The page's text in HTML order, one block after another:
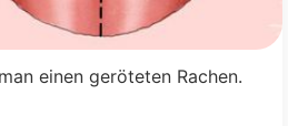
einen geröteten Rachen.